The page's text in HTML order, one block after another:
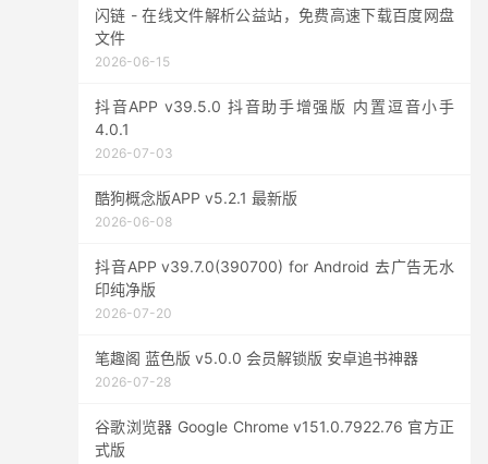
闪链 - 在线文件解析公益站，免费高速下载百度网盘
文件
2026-06-15
抖音APP v39.5.0 抖音助手增强版 内置逗音小手
4.0.1
2026-07-03
酷狗概念版APP v5.2.1 最新版
2026-06-08
抖音APP v39.7.0(390700) for Android 去广告无水
印纯净版
2026-07-20
笔趣阁 蓝色版 v5.0.0 会员解锁版 安卓追书神器
2026-07-28
谷歌浏览器 Google Chrome v151.0.7922.76 官方正
式版